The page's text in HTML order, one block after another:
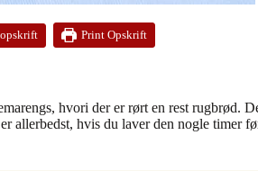
Print Opskrift
hvori der er rørt en rest rugbrød.
hvis du laver den nogle timer